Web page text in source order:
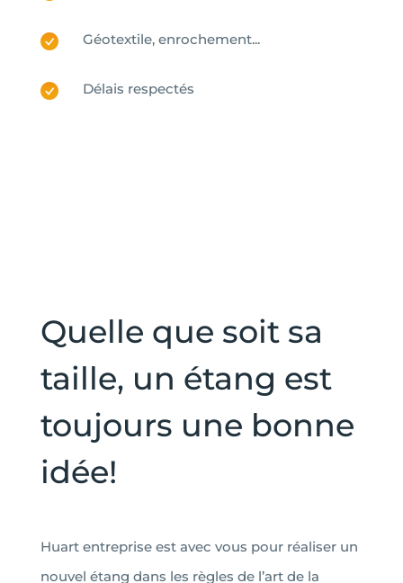
Géotextile, enrochement...
Délais respectés
Quelle que soit sa
taille, un étang est
toujours une bonne
idée!
Huart entreprise est avec vous pour réaliser un
nouvel étang dans les règles de l’art de la